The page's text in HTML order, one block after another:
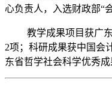
心负责人，入选财政部“
教学成果项目获广
2项；科研成果获中国会
东省哲学社会科学优秀成